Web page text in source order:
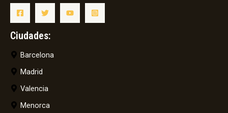
Ciudades:
Barcelona
Madrid
Valencia
Menorca